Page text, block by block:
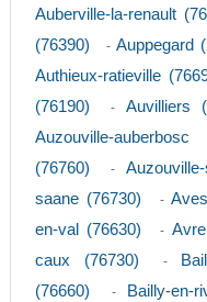
Auberville-la-renault
(76390)
- Auppegard
Authieux-ratieville
(76190)
- Auvilliers
Auzouville-auberbosc
(76760)
-
saane (76730)
-
en-val (76630)
-
caux (76730)
-
(76660)
- Bailly-en-